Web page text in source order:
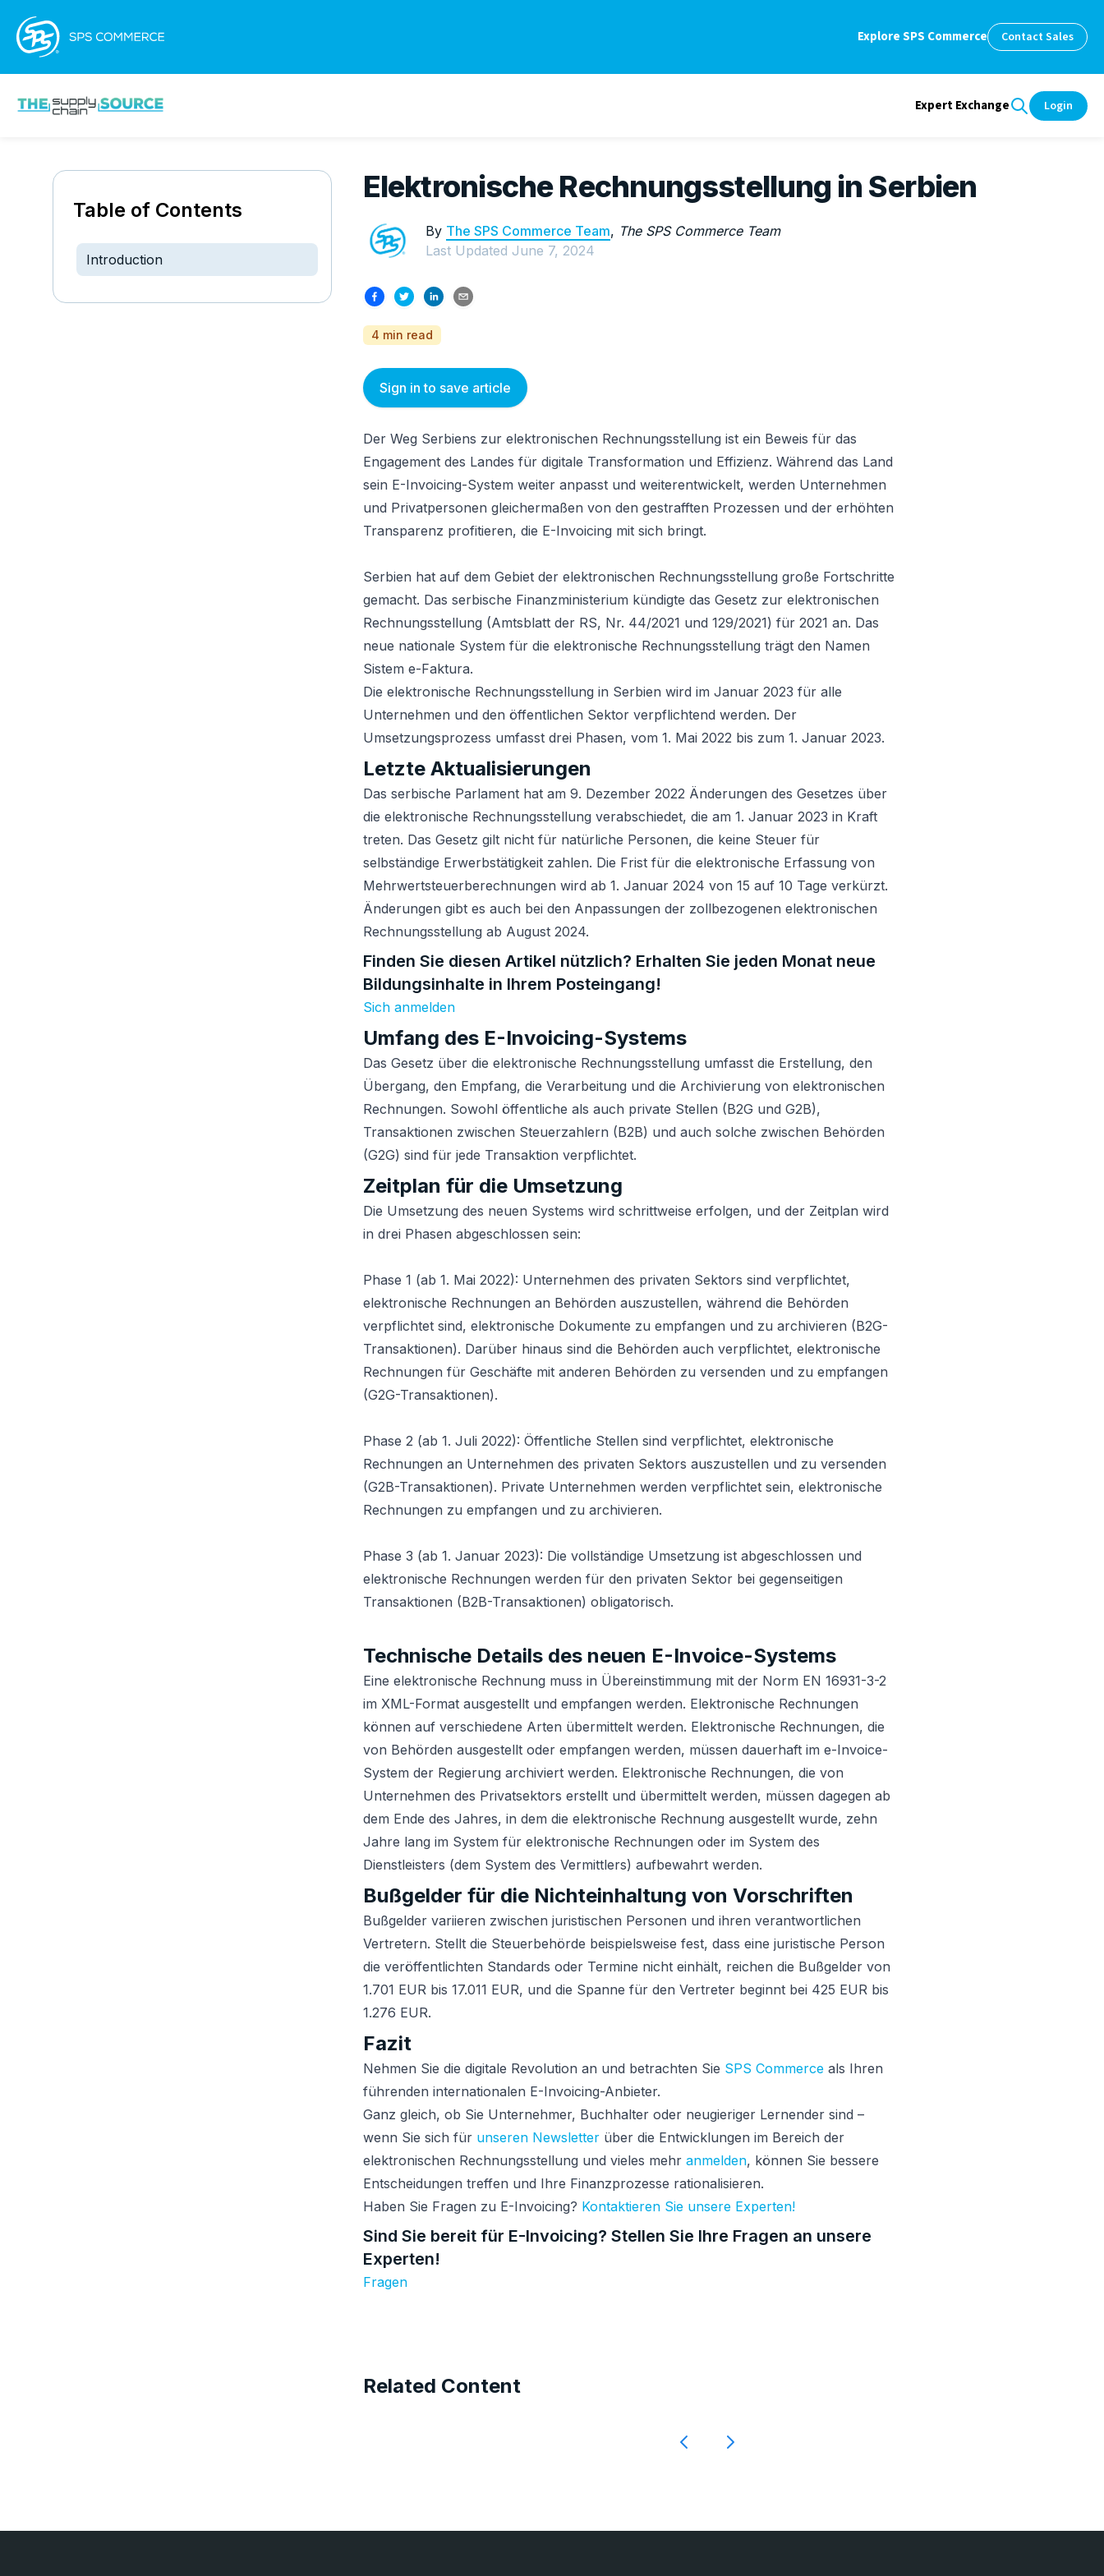
Explore SPS Commerce Contact Sales
Expert Exchange Login
Table of Contents
Introduction
Elektronische Rechnungsstellung in Serbien
By The SPS Commerce Team, The SPS Commerce Team
Last Updated June 7, 2024
4 min read
Sign in to save article
Der Weg Serbiens zur elektronischen Rechnungsstellung ist ein Beweis für das
Engagement des Landes für digitale Transformation und Effizienz. Während das Land
sein E-Invoicing-System weiter anpasst und weiterentwickelt, werden Unternehmen
und Privatpersonen gleichermaßen von den gestrafften Prozessen und der erhöhten
Transparenz profitieren, die E-Invoicing mit sich bringt.
Serbien hat auf dem Gebiet der elektronischen Rechnungsstellung große Fortschritte
gemacht. Das serbische Finanzministerium kündigte das Gesetz zur elektronischen
Rechnungsstellung (Amtsblatt der RS, Nr. 44/2021 und 129/2021) für 2021 an. Das
neue nationale System für die elektronische Rechnungsstellung trägt den Namen
Sistem e-Faktura.
Die elektronische Rechnungsstellung in Serbien wird im Januar 2023 für alle
Unternehmen und den öffentlichen Sektor verpflichtend werden. Der
Umsetzungsprozess umfasst drei Phasen, vom 1. Mai 2022 bis zum 1. Januar 2023.
Letzte Aktualisierungen
Das serbische Parlament hat am 9. Dezember 2022 Änderungen des Gesetzes über
die elektronische Rechnungsstellung verabschiedet, die am 1. Januar 2023 in Kraft
treten. Das Gesetz gilt nicht für natürliche Personen, die keine Steuer für
selbständige Erwerbstätigkeit zahlen. Die Frist für die elektronische Erfassung von
Mehrwertsteuerberechnungen wird ab 1. Januar 2024 von 15 auf 10 Tage verkürzt.
Änderungen gibt es auch bei den Anpassungen der zollbezogenen elektronischen
Rechnungsstellung ab August 2024.
Finden Sie diesen Artikel nützlich? Erhalten Sie jeden Monat neue
Bildungsinhalte in Ihrem Posteingang!
Sich anmelden
Umfang des E-Invoicing-Systems
Das Gesetz über die elektronische Rechnungsstellung umfasst die Erstellung, den
Übergang, den Empfang, die Verarbeitung und die Archivierung von elektronischen
Rechnungen. Sowohl öffentliche als auch private Stellen (B2G und G2B),
Transaktionen zwischen Steuerzahlern (B2B) und auch solche zwischen Behörden
(G2G) sind für jede Transaktion verpflichtet.
Zeitplan für die Umsetzung
Die Umsetzung des neuen Systems wird schrittweise erfolgen, und der Zeitplan wird
in drei Phasen abgeschlossen sein:
Phase 1 (ab 1. Mai 2022): Unternehmen des privaten Sektors sind verpflichtet,
elektronische Rechnungen an Behörden auszustellen, während die Behörden
verpflichtet sind, elektronische Dokumente zu empfangen und zu archivieren (B2G-
Transaktionen). Darüber hinaus sind die Behörden auch verpflichtet, elektronische
Rechnungen für Geschäfte mit anderen Behörden zu versenden und zu empfangen
(G2G-Transaktionen).
Phase 2 (ab 1. Juli 2022): Öffentliche Stellen sind verpflichtet, elektronische
Rechnungen an Unternehmen des privaten Sektors auszustellen und zu versenden
(G2B-Transaktionen). Private Unternehmen werden verpflichtet sein, elektronische
Rechnungen zu empfangen und zu archivieren.
Phase 3 (ab 1. Januar 2023): Die vollständige Umsetzung ist abgeschlossen und
elektronische Rechnungen werden für den privaten Sektor bei gegenseitigen
Transaktionen (B2B-Transaktionen) obligatorisch.
Technische Details des neuen E-Invoice-Systems
Eine elektronische Rechnung muss in Übereinstimmung mit der Norm EN 16931-3-2
im XML-Format ausgestellt und empfangen werden. Elektronische Rechnungen
können auf verschiedene Arten übermittelt werden. Elektronische Rechnungen, die
von Behörden ausgestellt oder empfangen werden, müssen dauerhaft im e-Invoice-
System der Regierung archiviert werden. Elektronische Rechnungen, die von
Unternehmen des Privatsektors erstellt und übermittelt werden, müssen dagegen ab
dem Ende des Jahres, in dem die elektronische Rechnung ausgestellt wurde, zehn
Jahre lang im System für elektronische Rechnungen oder im System des
Dienstleisters (dem System des Vermittlers) aufbewahrt werden.
Bußgelder für die Nichteinhaltung von Vorschriften
Bußgelder variieren zwischen juristischen Personen und ihren verantwortlichen
Vertretern. Stellt die Steuerbehörde beispielsweise fest, dass eine juristische Person
die veröffentlichten Standards oder Termine nicht einhält, reichen die Bußgelder von
1.701 EUR bis 17.011 EUR, und die Spanne für den Vertreter beginnt bei 425 EUR bis
1.276 EUR.
Fazit
Nehmen Sie die digitale Revolution an und betrachten Sie SPS Commerce als Ihren
führenden internationalen E-Invoicing-Anbieter.
Ganz gleich, ob Sie Unternehmer, Buchhalter oder neugieriger Lernender sind –
wenn Sie sich für unseren Newsletter über die Entwicklungen im Bereich der
elektronischen Rechnungsstellung und vieles mehr anmelden, können Sie bessere
Entscheidungen treffen und Ihre Finanzprozesse rationalisieren.
Haben Sie Fragen zu E-Invoicing? Kontaktieren Sie unsere Experten!
Sind Sie bereit für E-Invoicing? Stellen Sie Ihre Fragen an unsere
Experten!
Fragen
Related Content